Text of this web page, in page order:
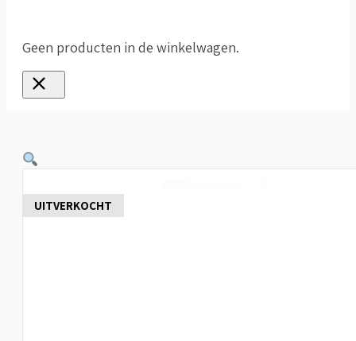
Geen producten in de winkelwagen.
UITVERKOCHT